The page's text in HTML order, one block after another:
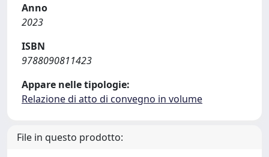
Anno
2023
ISBN
9788090811423
Appare nelle tipologie:
Relazione di atto di convegno in volume
File in questo prodotto: